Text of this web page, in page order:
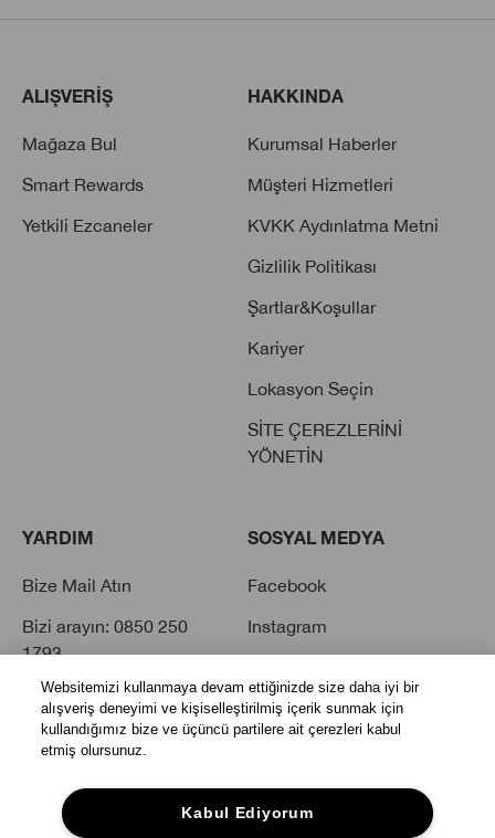
ALIŞVERİŞ
Mağaza Bul
Smart Rewards
Yetkili Ezcaneler
HAKKINDA
Kurumsal Haberler
Müşteri Hizmetleri
KVKK Aydınlatma Metni
Gizlilik Politikası
Şartlar&Koşullar
Kariyer
Lokasyon Seçin
SİTE ÇEREZLERİNİ
YÖNETİN
YARDIM
Bize Mail Atın
Bizi arayın: 0850 250
1793
Sık Sorulan Sorular
SOSYAL MEDYA
Facebook
Instagram
Youtube
Websitemizi kullanmaya devam ettiğinizde size daha iyi bir
alışveriş deneyimi ve kişiselleştirilmiş içerik sunmak için
kullandığımız bize ve üçüncü partilere ait çerezleri kabul
etmiş olursunuz.
Kabul Ediyorum